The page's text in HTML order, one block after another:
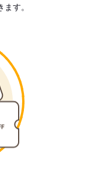
す。